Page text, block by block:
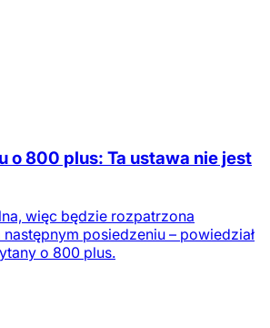
o 800 plus: Ta ustawa nie jest
więc będzie rozpatrzona
posiedzeniu – powiedział
o 800 plus.